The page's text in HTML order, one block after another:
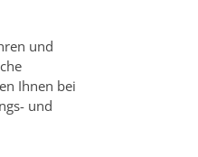
und
Ihnen bei
und